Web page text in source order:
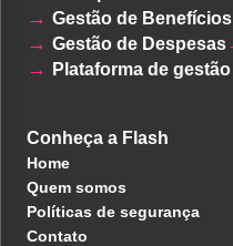
Gestão de Benefícios
Gestão de Despesas
Plataforma de gestão
Conheça a Flash
Home
Quem somos
Políticas de segurança
Contato